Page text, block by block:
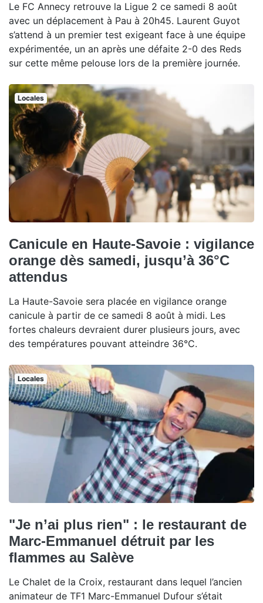
Le FC Annecy retrouve la Ligue 2 ce samedi 8 août
avec un déplacement à Pau à 20h45. Laurent Guyot
s’attend à un premier test exigeant face à une équipe
expérimentée, un an après une défaite 2-0 des Reds
sur cette même pelouse lors de la première journée.
Locales
Canicule en Haute-Savoie : vigilance
orange dès samedi, jusqu’à 36°C
attendus
La Haute-Savoie sera placée en vigilance orange
canicule à partir de ce samedi 8 août à midi. Les
fortes chaleurs devraient durer plusieurs jours, avec
des températures pouvant atteindre 36°C.
Locales
"Je n’ai plus rien" : le restaurant de
Marc-Emmanuel détruit par les
flammes au Salève
Le Chalet de la Croix, restaurant dans lequel l’ancien
animateur de TF1 Marc-Emmanuel Dufour s’était